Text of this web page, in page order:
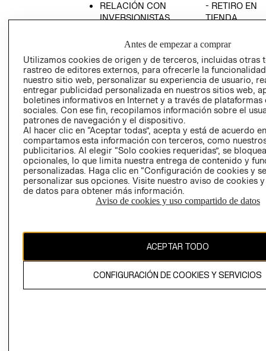
RELACIÓN CON
INVERSIONISTAS
EMPRESARIAL
- RETIRO EN
TIENDA
CONDICIONES
AVISO DE
PRIVACIDAD
GIFT CARD
AVISO DE
El contenido de esta página web está protegido por copyright y es
Antes de empezar a comprar
Utilizamos cookies de origen y de terceros, incluidas otras
rastreo de editores externos, para ofrecerle la
nuestro sitio web, personalizar su experiencia de usuario,
entregar publicidad personalizada en nuestros sitios web,
boletines informativos en Internet y a través de plataformas
sociales. Con ese fin, recopilamos información sobre el
patrones de navegación y el dispositivo.
Al hacer clic en “Aceptar todas”, acepta y está de acuerdo
compartamos esta información con terceros, como
publicitarios. Al elegir “Solo cookies requeridas”, se
opcionales, lo que limita nuestra entrega de contenido y
personalizadas. Haga clic en “Configuración de cookies y
personalizar sus opciones. Visite nuestro aviso de cookies
de datos para obtener más información.
Aviso de cookies y uso compartido de datos
ACEPTAR TODO
CONFIGURACIÓN DE COOKIES Y SERVICIOS